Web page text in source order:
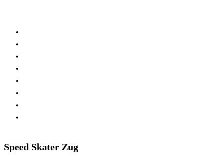
Speed Skater Zug